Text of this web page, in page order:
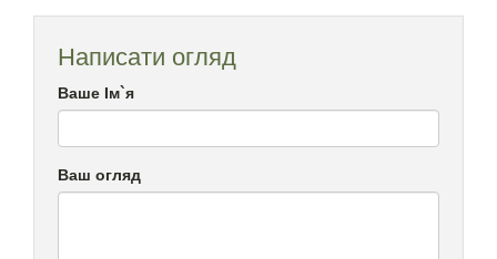
Написати огляд
Ваше Ім`я
Ваш огляд